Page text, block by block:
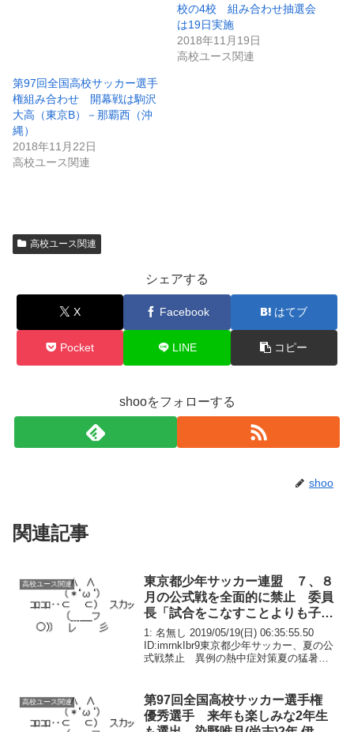
校の4校 組み合わせ抽選会
は19日実施
2018年11月19日
高校ユース関連
第97回全国高校サッカー選手
権組み合わせ 開幕戦は駒沢
大高（東京B）－那覇西（沖
縄）
2018年11月22日
高校ユース関連
高校ユース関連
シェアする
X Facebook はてブ
Pocket LINE コピー
shooをフォローする
shoo
関連記事
高校ユース関連
東京都少年サッカー連盟 ７、８
月の公式戦を全面的に禁止 委員
長「試合をこなすことよりも子供
の命、安全が大切だ」
1: 名無し 2019/05/19(日) 06:35:55.50
ID:imrnkIbr9東京都少年サッカー、夏の公
式戦禁止 異例の熱中症対策夏の猛暑に
る。昨年までは小学...
高校ユース関連
第97回全国高校サッカー選手権
優秀選手 来年も楽しみな2年生